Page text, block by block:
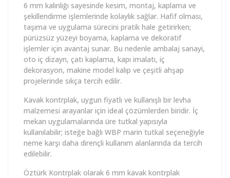
6 mm kalınlığı sayesinde kesim, montaj, kaplama ve
şekillendirme işlemlerinde kolaylık sağlar. Hafif olması,
taşıma ve uygulama sürecini pratik hale getirirken;
pürüzsüz yüzeyi boyama, kaplama ve dekoratif
işlemler için avantaj sunar. Bu nedenle ambalaj sanayi,
oto iç dizayn, çatı kaplama, kapı imalatı, iç
dekorasyon, makine model kalıp ve çeşitli ahşap
projelerinde sıkça tercih edilir.
Kavak kontrplak, uygun fiyatlı ve kullanışlı bir levha
malzemesi arayanlar için ideal çözümlerden biridir. İç
mekan uygulamalarında üre tutkal yapısıyla
kullanılabilir; isteğe bağlı WBP marin tutkal seçeneğiyle
neme karşı daha dirençli kullanım alanlarında da tercih
edilebilir.
Öztürk Kontrplak olarak 6 mm kavak kontrplak